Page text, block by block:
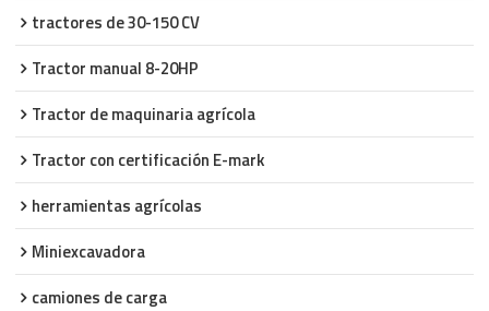
tractores de 30-150 CV
Tractor manual 8-20HP
Tractor de maquinaria agrícola
Tractor con certificación E-mark
herramientas agrícolas
Miniexcavadora
camiones de carga